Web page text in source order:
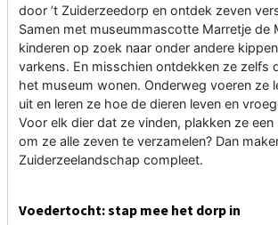
door ’t Zuiderzeedorp en ontdek zeven
Samen met museummascotte Marretje de
kinderen op zoek naar onder andere
varkens. En misschien ontdekken ze zelfs
het museum wonen. Onderweg voeren ze
uit en leren ze hoe de dieren leven en
Voor elk dier dat ze vinden, plakken ze
om ze alle zeven te verzamelen? Dan
Zuiderzeelandschap compleet.
Voedertocht: stap mee het dorp in